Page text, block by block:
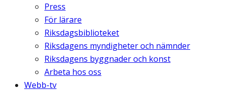
Press
För lärare
Riksdagsbiblioteket
Riksdagens myndigheter och nämnder
Riksdagens byggnader och konst
Arbeta hos oss
Webb-tv